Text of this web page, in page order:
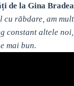
de la Gina Bradea
cu răbdare, am
constant altele
mai bun.